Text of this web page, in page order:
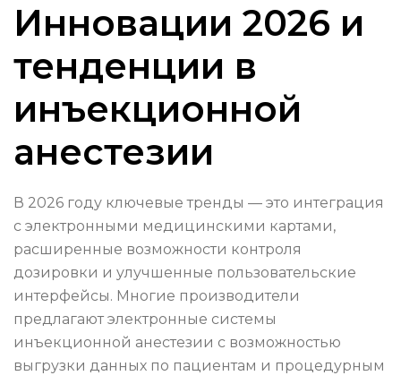
Инновации 2026 и
тенденции в
инъекционной
анестезии
В 2026 году ключевые тренды — это интеграция
с электронными медицинскими картами,
расширенные возможности контроля
дозировки и улучшенные пользовательские
интерфейсы. Многие производители
предлагают электронные системы
инъекционной анестезии с возможностью
выгрузки данных по пациентам и процедурным